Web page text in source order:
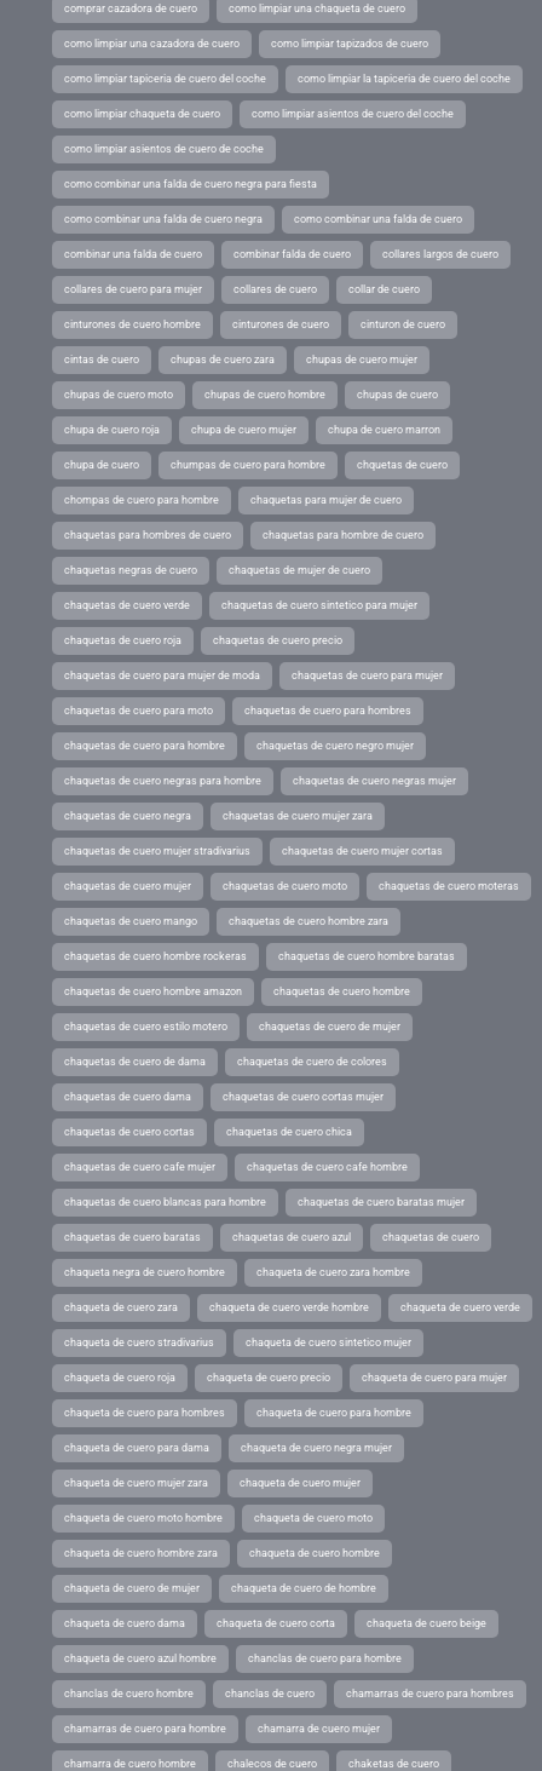
comprar cazadora de cuero como limpiar una chaqueta de cuero
como limpiar una cazadora de cuero como limpiar tapizados de cuero
como limpiar tapiceria de cuero del coche como limpiar la tapiceria de cuero del coche
como limpiar chaqueta de cuero como limpiar asientos de cuero del coche
como limpiar asientos de cuero de coche
como combinar una falda de cuero negra para fiesta
como combinar una falda de cuero negra como combinar una falda de cuero
combinar una falda de cuero combinar falda de cuero collares largos de cuero
collares de cuero para mujer collares de cuero collar de cuero
cinturones de cuero hombre cinturones de cuero cinturon de cuero
cintas de cuero chupas de cuero zara chupas de cuero mujer
chupas de cuero moto chupas de cuero hombre chupas de cuero
chupa de cuero roja chupa de cuero mujer chupa de cuero marron
chupa de cuero chumpas de cuero para hombre chquetas de cuero
chompas de cuero para hombre chaquetas para mujer de cuero
chaquetas para hombres de cuero chaquetas para hombre de cuero
chaquetas negras de cuero chaquetas de mujer de cuero
chaquetas de cuero verde chaquetas de cuero sintetico para mujer
chaquetas de cuero roja chaquetas de cuero precio
chaquetas de cuero para mujer de moda chaquetas de cuero para mujer
chaquetas de cuero para moto chaquetas de cuero para hombres
chaquetas de cuero para hombre chaquetas de cuero negro mujer
chaquetas de cuero negras para hombre chaquetas de cuero negras mujer
chaquetas de cuero negra chaquetas de cuero mujer zara
chaquetas de cuero mujer stradivarius chaquetas de cuero mujer cortas
chaquetas de cuero mujer chaquetas de cuero moto chaquetas de cuero moteras
chaquetas de cuero mango chaquetas de cuero hombre zara
chaquetas de cuero hombre rockeras chaquetas de cuero hombre baratas
chaquetas de cuero hombre amazon chaquetas de cuero hombre
chaquetas de cuero estilo motero chaquetas de cuero de mujer
chaquetas de cuero de dama chaquetas de cuero de colores
chaquetas de cuero dama chaquetas de cuero cortas mujer
chaquetas de cuero cortas chaquetas de cuero chica
chaquetas de cuero cafe mujer chaquetas de cuero cafe hombre
chaquetas de cuero blancas para hombre chaquetas de cuero baratas mujer
chaquetas de cuero baratas chaquetas de cuero azul chaquetas de cuero
chaqueta negra de cuero hombre chaqueta de cuero zara hombre
chaqueta de cuero zara chaqueta de cuero verde hombre chaqueta de cuero verde
chaqueta de cuero stradivarius chaqueta de cuero sintetico mujer
chaqueta de cuero roja chaqueta de cuero precio chaqueta de cuero para mujer
chaqueta de cuero para hombres chaqueta de cuero para hombre
chaqueta de cuero para dama chaqueta de cuero negra mujer
chaqueta de cuero mujer zara chaqueta de cuero mujer
chaqueta de cuero moto hombre chaqueta de cuero moto
chaqueta de cuero hombre zara chaqueta de cuero hombre
chaqueta de cuero de mujer chaqueta de cuero de hombre
chaqueta de cuero dama chaqueta de cuero corta chaqueta de cuero beige
chaqueta de cuero azul hombre chanclas de cuero para hombre
chanclas de cuero hombre chanclas de cuero chamarras de cuero para hombres
chamarras de cuero para hombre chamarra de cuero mujer
chamarra de cuero hombre chalecos de cuero chaketas de cuero